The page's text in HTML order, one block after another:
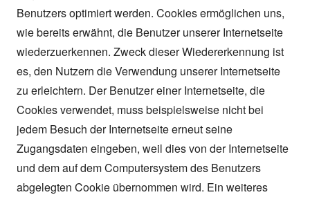
Benutzers optimiert werden. Cookies ermöglichen uns,
wie bereits erwähnt, die Benutzer unserer Internetseite
wiederzuerkennen. Zweck dieser Wiedererkennung ist
es, den Nutzern die Verwendung unserer Internetseite
zu erleichtern. Der Benutzer einer Internetseite, die
Cookies verwendet, muss beispielsweise nicht bei
jedem Besuch der Internetseite erneut seine
Zugangsdaten eingeben, weil dies von der Internetseite
und dem auf dem Computersystem des Benutzers
abgelegten Cookie übernommen wird. Ein weiteres